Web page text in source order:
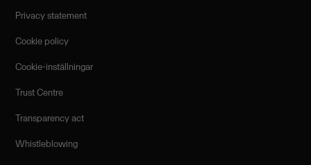
Privacy statement
Cookie policy
Cookie-inställningar
Trust Centre
Transparency act
Whistleblowing